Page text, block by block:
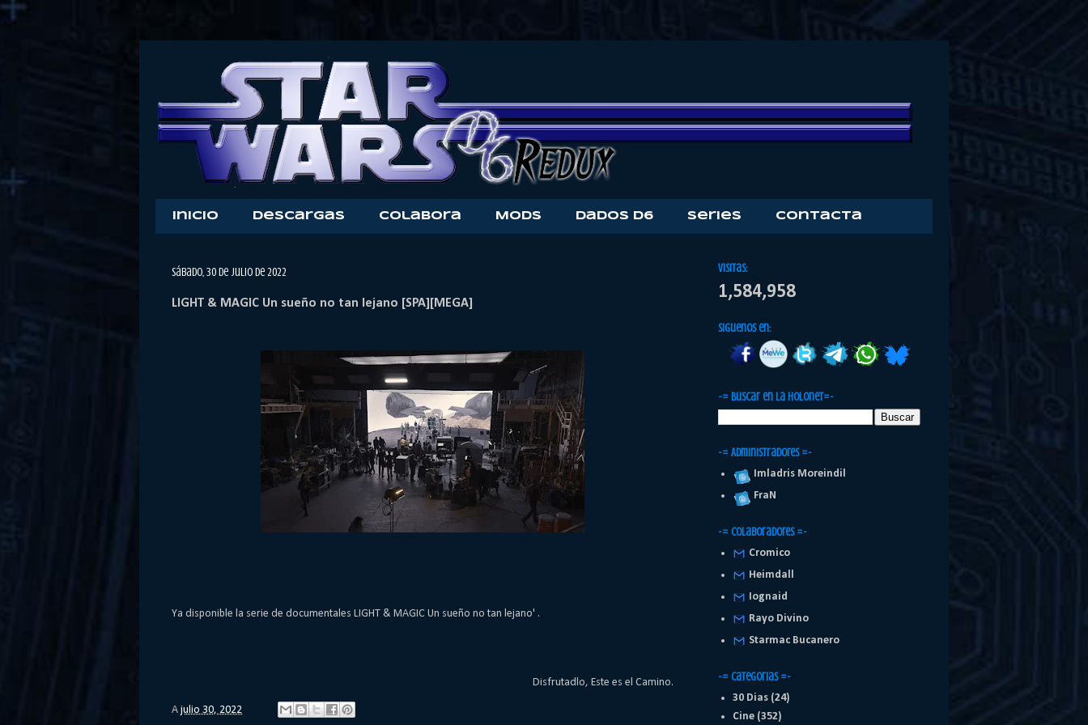
Inicio Descargas Colabora Mods Dados D6 Series Contacta
sábado, 30 de julio de 2022
LIGHT & MAGIC Un sueño no tan lejano [SPA][MEGA]
Ya disponible la serie de documentales LIGHT & MAGIC Un sueño no tan lejano' .
Disfrutadlo, Este es el Camino.
A julio 30, 2022
Visitas:
1,584,958
Siguenos en:
-= Buscar en la Holonet=-
-= Administradores =-
Imladris Moreindil
FraN
-= Colaboradores =-
Cromico
Heimdall
Iognaid
Rayo Divino
Starmac Bucanero
-= Categorias =-
30 Dias (24)
Cine (352)